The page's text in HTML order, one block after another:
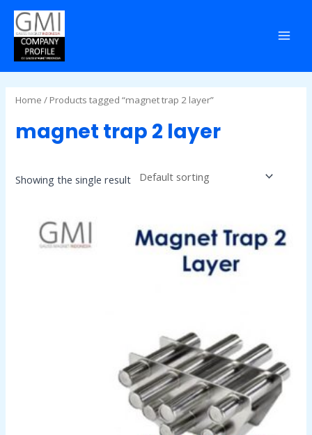
Skip
content
Home / Products tagged “magnet trap 2 layer”
magnet trap 2 layer
Showing the single result